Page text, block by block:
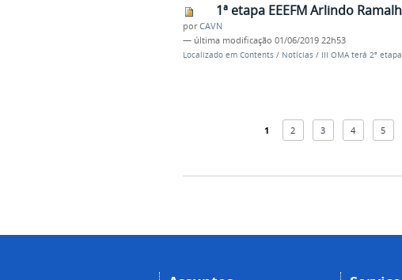
1ª etapa EEEFM Arlindo
porCAVN
— última modificação 01/06/2019 22h53
Localizado em Contents / Notícias / III OMA terá 2ª
1 2 3 4 5